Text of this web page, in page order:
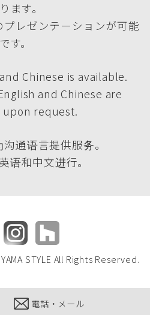
ます。
レゼンテーションが可能
です。
Chinese is available.
and Chinese are
upon request.
通语言提供服务。
语和中文进行。
STYLE All Rights Reserved.
電話・メール